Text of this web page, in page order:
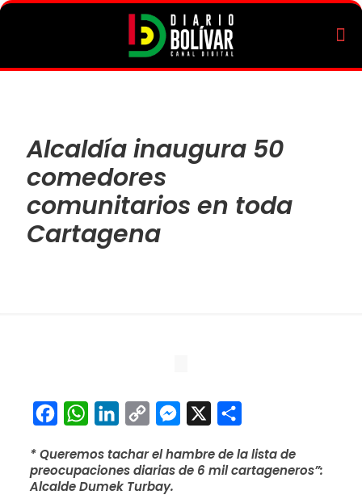
Alcaldía inaugura 50
comedores
comunitarios en toda
Cartagena
FacebookWhatsAppLinkedIn
Copy
Messenger
* Queremos tachar el hambre de la lista de
preocupaciones diarias de 6 mil cartageneros”:
Alcalde Dumek Turbay.